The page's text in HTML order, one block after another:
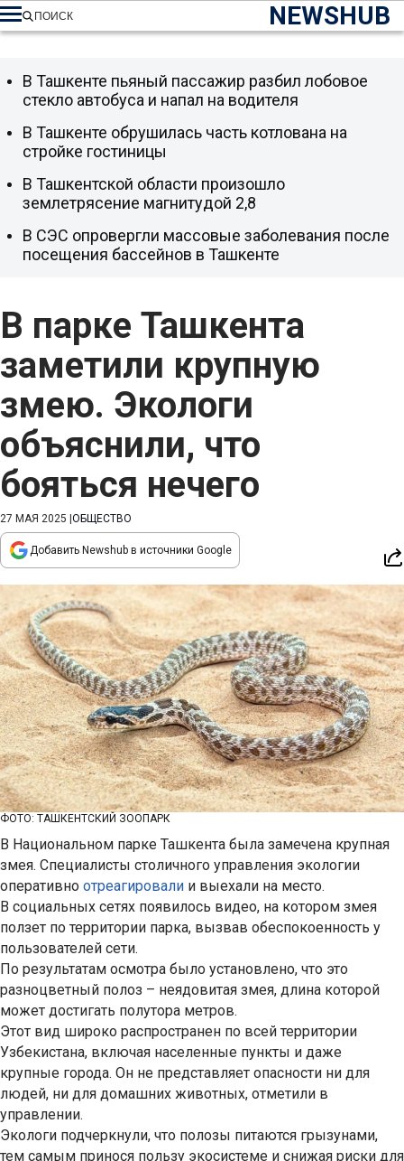
NEWSHUB
ПОИСК
В парке Ташкента
заметили крупную
змею. Экологи
объяснили, что
бояться нечего
27 МАЯ 2025 ОБЩЕСТВО
Добавить Newshub в источники Google
ФОТО: ТАШКЕНТСКИЙ ЗООПАРК
В Национальном парке Ташкента была замечена крупная
змея. Специалисты столичного управления экологии
оперативно отреагировали и выехали на место.
В социальных сетях появилось видео, на котором змея
ползет по территории парка, вызвав обеспокоенность у
пользователей сети.
По результатам осмотра было установлено, что это
разноцветный полоз – неядовитая змея, длина которой
может достигать полутора метров.
Этот вид широко распространен по всей территории
Узбекистана, включая населенные пункты и даже
крупные города. Он не представляет опасности ни для
людей, ни для домашних животных, отметили в
управлении.
Экологи подчеркнули, что полозы питаются грызунами,
тем самым принося пользу экосистеме и снижая риски для
В Ташкенте пьяный пассажир разбил лобовое
стекло автобуса и напал на водителя
В Ташкенте обрушилась часть котлована на
стройке гостиницы
В Ташкентской области произошло
землетрясение магнитудой 2,8
В СЭС опровергли массовые заболевания после
посещения бассейнов в Ташкенте